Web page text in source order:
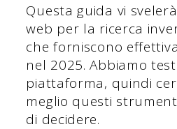
Questa guida vi
web per la ricerca
che forniscono
nel 2025. Abbiamo
piattaforma, quindi
meglio questi
di decidere.